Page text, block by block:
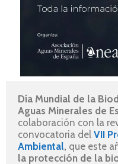
Día Mundial de la
Aguas Minerales de
colaboración con la
convocatoria del VII
Ambiental,
la protección de la